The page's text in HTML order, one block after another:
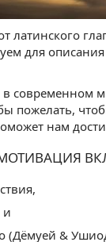
латинского
для
современном
пожелать,
нам
и
(Дёмуей &